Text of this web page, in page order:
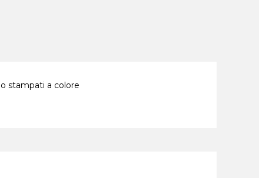
stampati a colore